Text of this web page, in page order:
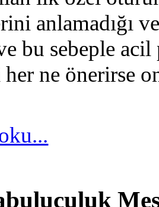
anlamadığı
bu sebeple acil
ne önerirse